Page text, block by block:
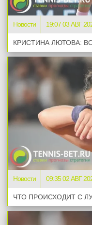
Новости 19:07 03 АВГ
КРИСТИНА ЛЮТОВА:
Новости 09:35 02 АВГ
ЧТО ПРОИСХОДИТ С